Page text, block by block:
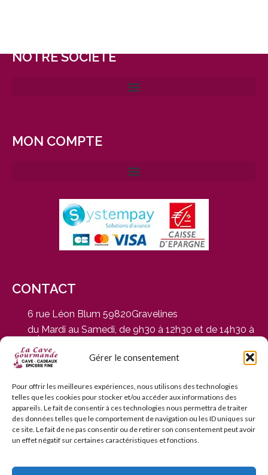
Gérer le consentement
Pour offrir les meilleures expériences, nous utilisons des technologies
telles que les cookies pour stocker et/ou accéder aux informations des
appareils. Le fait de consentir à ces technologies nous permettra de traiter
des données telles que le comportement de navigation ou les ID uniques sur
ce site. Le fait de ne pas consentir ou de retirer son consentement peut avoir
un effet négatif sur certaines caractéristiques et fonctions.
NOTRE SOCIÉTÉ
MON COMPTE
CONTACT
6 rue Léon Blum 59820Gravelines
du Mardi au Samedi, de 9h30 à 12h30 et de 14h30 à
19h
03 28 65 01 92
contact@cavegourmande.fr
www.cavegourmande.fr
CONSOMMER AVEC MODÉRATION — INTERDICTION DE